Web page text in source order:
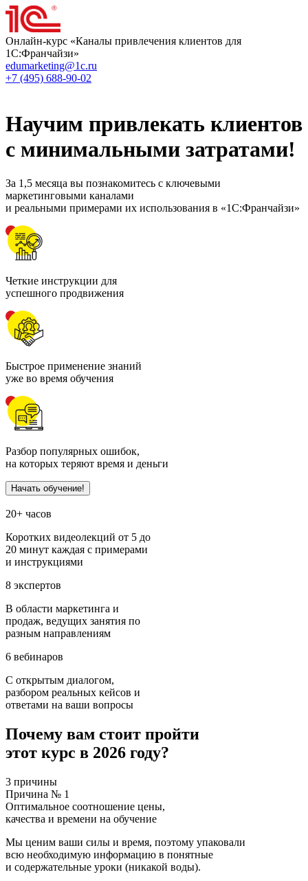
Онлайн-курс «Каналы привлечения клиентов для
1С:Франчайзи»
edumarketing@1c.ru
+7 (495) 688-90-02
Научим привлекать клиентов
с минимальными затратами!
За 1,5 месяца вы познакомитесь с ключевыми
маркетинговыми каналами
и реальными примерами их использования в «1С:Франчайзи»
Четкие инструкции для
успешного продвижения
Быстрое применение знаний
уже во время обучения
Разбор популярных ошибок,
на которых теряют время и деньги
Начать обучение!
20+ часов
Коротких видеолекций от 5 до
20 минут каждая с примерами
и инструкциями
8 экспертов
В области маркетинга и
продаж, ведущих занятия по
разным направлениям
6 вебинаров
С открытым диалогом,
разбором реальных кейсов и
ответами на ваши вопросы
Почему вам стоит пройти
этот курс в 2026 году?
3 причины
Причина № 1
Оптимальное соотношение цены,
качества и времени на обучение
Мы ценим ваши силы и время, поэтому упаковали
всю необходимую информацию в понятные
и содержательные уроки (никакой воды).